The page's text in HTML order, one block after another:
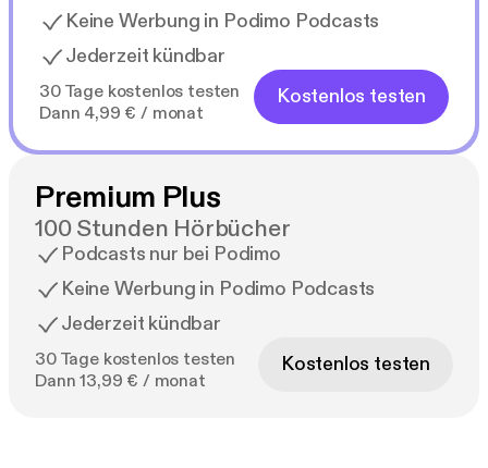
Keine Werbung in Podimo Podcasts
Jederzeit kündbar
30 Tage kostenlos testen
Dann 4,99 € / monat
Kostenlos testen
Premium Plus
100 Stunden Hörbücher
Podcasts nur bei Podimo
Keine Werbung in Podimo Podcasts
Jederzeit kündbar
30 Tage kostenlos testen
Dann 13,99 € / monat
Kostenlos testen